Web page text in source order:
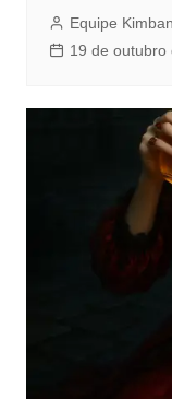
Equipe
19 de outubro